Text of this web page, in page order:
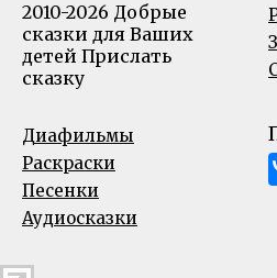
2010-2026 Добрые
сказки для Ваших
детей Прислать
сказку
Диафильмы
Раскраски
Песенки
Аудиосказки